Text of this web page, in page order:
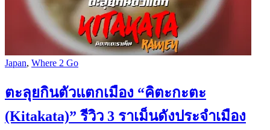
Japan, Where 2 Go
ตะลุยกินตัวแตกเมือง “คิตะกะตะ
(Kitakata)” รีวิว 3 ราเม็นดังประจำเมือง